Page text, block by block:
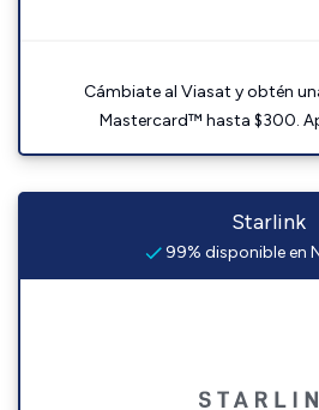
Cámbiate al Viasat y obtén
Mastercard™ hasta $300.
Starlink
99% disponible en